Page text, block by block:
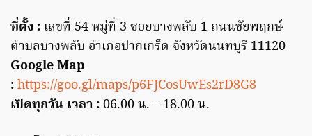
ที่ตั้ง : เลขที่ 54 หมู่ที่ 3 ซอยบางพลับ 1 ถนนชัยพฤกษ์
ตำบลบางพลับ อำเภอปากเกร็ด จังหวัดนนทบุรี 11120
Google Map
:https://goo.gl/maps/p6FJCosUwEs2rD8G8
เปิดทุกวัน เวลา :06.00 น. – 18.00 น.